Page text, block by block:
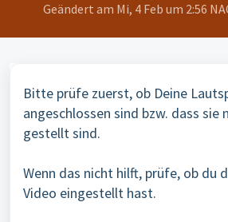
Geändert am Mi, 4 Feb um 2:56
Bitte prüfe zuerst, ob Deine
angeschlossen sind bzw. dass sie
gestellt sind.
Wenn das nicht hilft, prüfe, ob du
Video eingestellt hast.